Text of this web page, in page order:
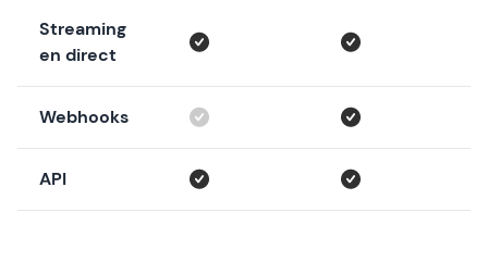
Streaming
en direct
Webhooks
API